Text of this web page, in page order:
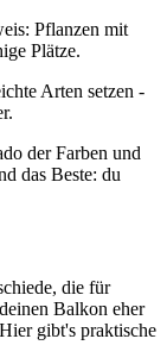
Pflanzen mit
Plätze.
Arten setzen -
der Farben und
das Beste: du
die für
Balkon eher
gibt's praktische